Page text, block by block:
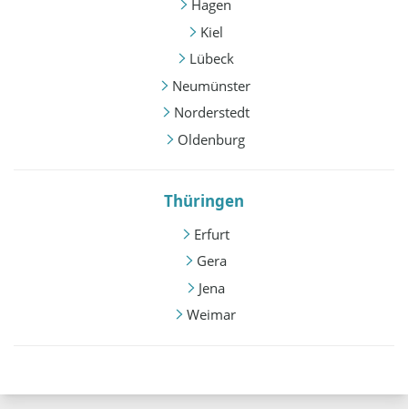
Hagen
Kiel
Lübeck
Neumünster
Norderstedt
Oldenburg
Thüringen
Erfurt
Gera
Jena
Weimar